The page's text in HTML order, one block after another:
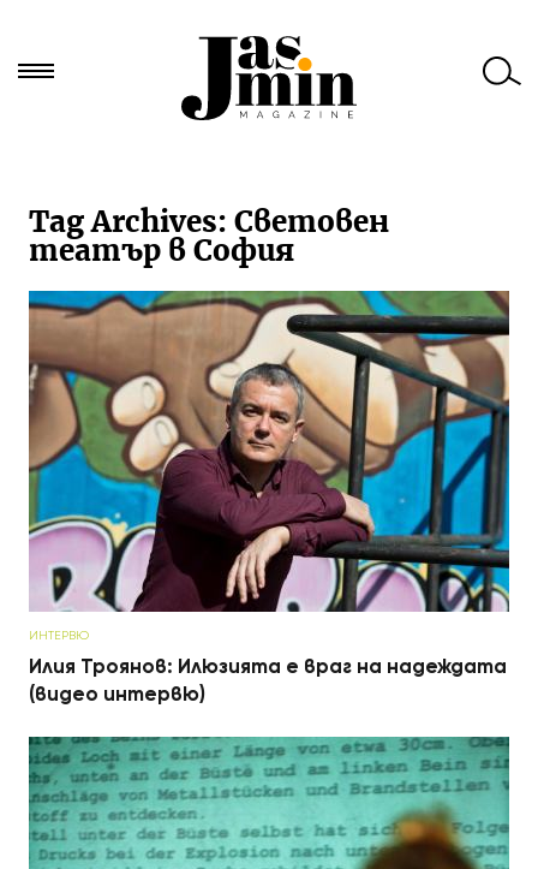
за:Tag Archives: Световен
театър в София
ИНТЕРВЮ
Илия Троянов: Илюзията е враг на надеждата
(видео интервю)